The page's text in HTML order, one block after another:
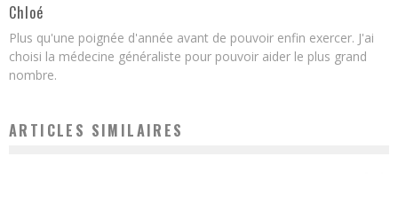
Chloé
Plus qu'une poignée d'année avant de pouvoir enfin exercer. J'ai
choisi la médecine généraliste pour pouvoir aider le plus grand
nombre.
ARTICLES SIMILAIRES